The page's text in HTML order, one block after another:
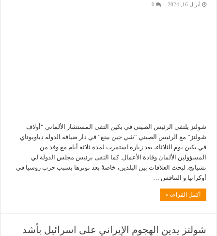
أبريل 16, 2024 0
شولتز يلتقي الرئيس الصيني في بكين التقى المستشار الألماني “أولاف
شولتز” مع الرئيس الصيني “شي جين بينغ” في دار ضيافة الدولة دياويوتاي
في بكين يوم الثلاثاء، بعد زيارة استمرت لمدة ثلاثة أيام مع وفد من
المسؤولين الألمان وقادة الأعمال. كما التقى برئيس مجلس الدولة لي
تشيانج، لبحث العلاقات بين البلدين، خاصةً بعد توترها بسبب حرب روسيا في
أوكرانيا و التنافس …
أكمل القراءة »
شولتز يدين الهجوم الإيراني على اسرائيل بأشد